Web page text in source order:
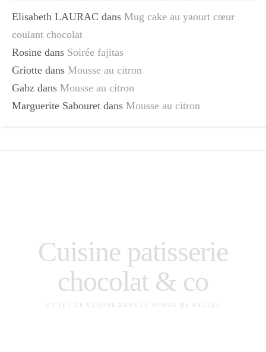
Elisabeth LAURAC dans Mug cake au yaourt cœur
coulant chocolat
Rosine dans Soirée fajitas
Griotte dans Mousse au citron
Gabz dans Mousse au citron
Marguerite Sabouret dans Mousse au citron
Cuisine patisserie
chocolat & co
UN PEU DE CUISINE DANS CE MONDE DE BRUTES